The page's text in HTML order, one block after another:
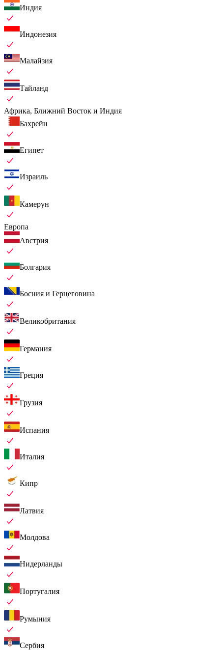
Индия
Индонезия
Малайзия
Тайланд
Африка, Ближний Восток и Индия
Бахрейн
Египет
Израиль
Камерун
Европа
Австрия
Болгария
Босния и Герцеговина
Великобритания
Германия
Греция
Грузия
Испания
Италия
Кипр
Латвия
Молдова
Нидерланды
Португалия
Румыния
Сербия